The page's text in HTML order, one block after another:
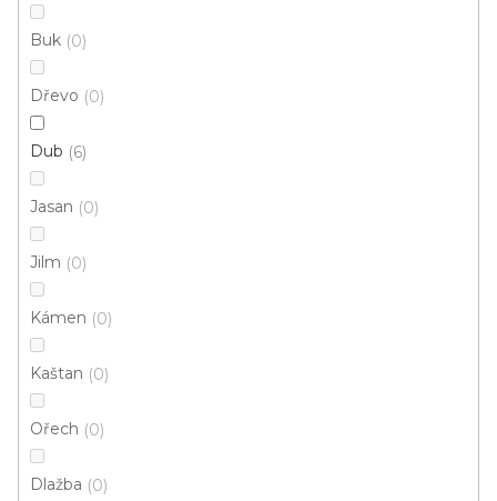
Buk 0
Dřevo 0
Dub 6
Jasan 0
Jilm 0
Kámen 0
Kaštan 0
Ořech 0
Dlažba 0
Vinylová podlaha RELIT GD Ideal CW-2599
442 Kč
599 Kč
Fix (lepená)